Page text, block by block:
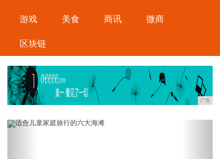
游戏 美食 商讯 微商
区块链
广告
Previous